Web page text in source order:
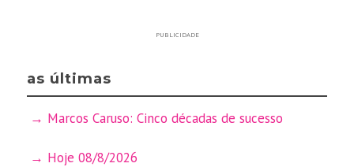
PUBLICIDADE
as últimas
Marcos Caruso: Cinco décadas de sucesso
Hoje 08/8/2026